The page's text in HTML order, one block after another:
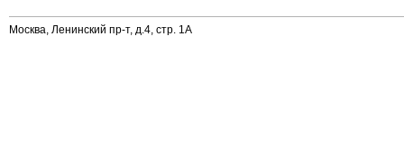
Москва, Ленинский пр-т, д.4, стр. 1А